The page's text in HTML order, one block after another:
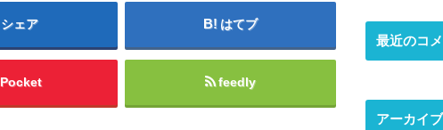
シェア はてブ
Pocket feedly
最近のコ
アーカイブ